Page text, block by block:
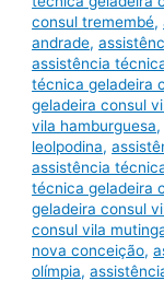
consul tremembé,
andrade,
assistência
técnica geladeira
geladeira consul
vila hamburguesa
leolpodina,
assistência
técnica geladeira
geladeira consul
consul vila
nova conceição,
olímpia,